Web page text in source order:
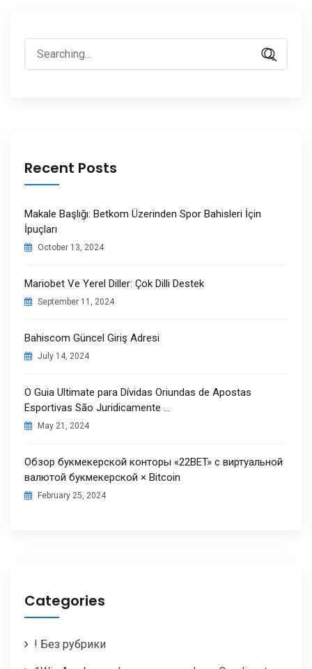
Search
for:
Recent Posts
Makale Başlığı: Betkom Üzerinden Spor Bahisleri İçin
İpuçları
October 13, 2024
Mariobet Ve Yerel Diller: Çok Dilli Destek
September 11, 2024
Bahiscom Güncel Giriş Adresi
July 14, 2024
O Guia Ultimate para Dívidas Oriundas de Apostas
Esportivas São Juridicamente …
May 21, 2024
Обзор букмекерской конторы «22BET» с виртуальной
валютой букмекерской × Bitcoin
February 25, 2024
Categories
! Без рубрики